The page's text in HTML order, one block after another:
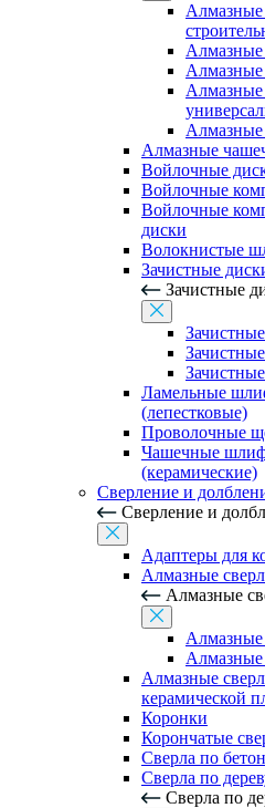
Алмазные
Алмазные
Алмазные
Алмазные
Алмазные
Войлочные
Войлочные
Войлочные
диски
Волокнистые
Зачистные
Зачистные
Ламельные
(лепестковые)
Проволочные
Чашечные
(керамические)
Сверление и
Сверление и
Адаптеры для
Алмазные
Алмазные
Алмазные
Алмазные
Алмазные
керамической
Коронки
Корончатые
Сверла по
Сверла по
Сверла по